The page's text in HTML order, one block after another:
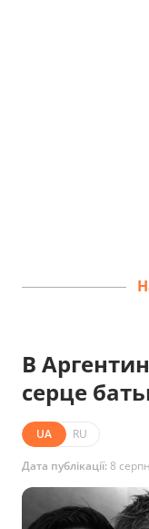
В
серце
UA RU
Дата публікації:8